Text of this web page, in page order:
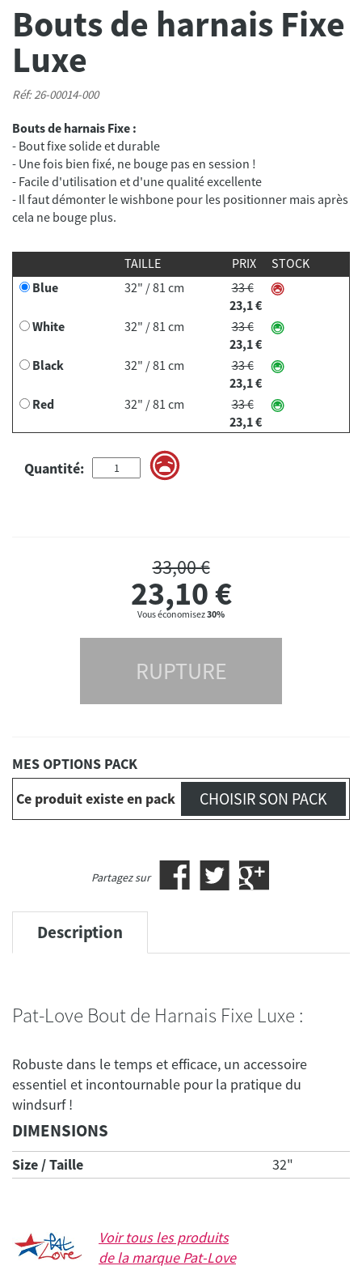
Bouts de harnais Fixe
Luxe
Réf: 26-00014-000
Bouts de harnais Fixe :
- Bout fixe solide et durable
- Une fois bien fixé, ne bouge pas en session !
- Facile d'utilisation et d'une qualité excellente
- Il faut démonter le wishbone pour les positionner mais après
TAILLE PRIX
STOCK
Blue
32" / 81 cm
33 €
23,1 €
White
32" / 81 cm
33 €
23,1 €
Black
32" / 81 cm
33 €
23,1 €
Red
32" / 81 cm
33 €
23,1 €
Quantité:
33,00 €
23,10€
Vous économisez30%
RUPTURE
MES OPTIONS PACK
Ce produit existe en pack
CHOISIR SON PACK
Partagez sur
Description
Pat-Love Bout de Harnais Fixe Luxe :
Robuste dans le temps et efficace, un accessoire
essentiel et incontournable pour la pratique du
DIMENSIONS
Size / Taille 32"
Voir tous les produits
de la marquePat-Love